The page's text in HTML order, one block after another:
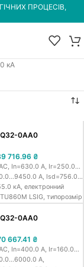
ПРОЦЕСІВ,
кА
0AA0
716.96 ₴
In=630.0 A, Ir=250.0…
A, Isd=756.0…
кА, електронний
LSIG, типорозмір
в литому корпусі
струм 630.0
перевантаження
миттєвого
0AA0
667.41 ₴
In=400.0 A, Ir=160.0…
A,